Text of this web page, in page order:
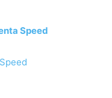
Speed